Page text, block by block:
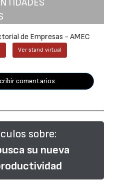
de Empresas - AMEC
Ver stand virtual
comentarios
sobre:
su nueva